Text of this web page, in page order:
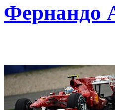
Фернандо